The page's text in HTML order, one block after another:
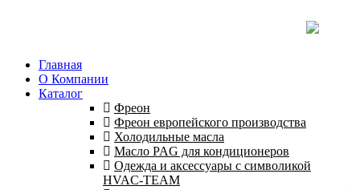
Главная
О Компании
Каталог
Фреон
Фреон европейского производства
Холодильные масла
Масло PAG для кондиционеров
Одежда и аксессуары с символикой
HVAC-TEAM